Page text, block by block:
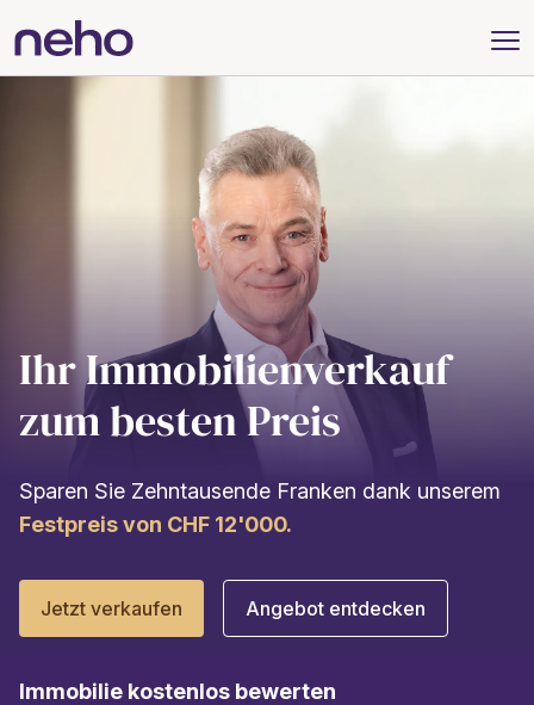
Ihr Immobilienverkauf
zum besten Preis
Sparen Sie Zehntausende Franken dank unserem
Festpreis von CHF 12'000.
Jetzt verkaufen Angebot entdecken
Immobilie kostenlos bewerten